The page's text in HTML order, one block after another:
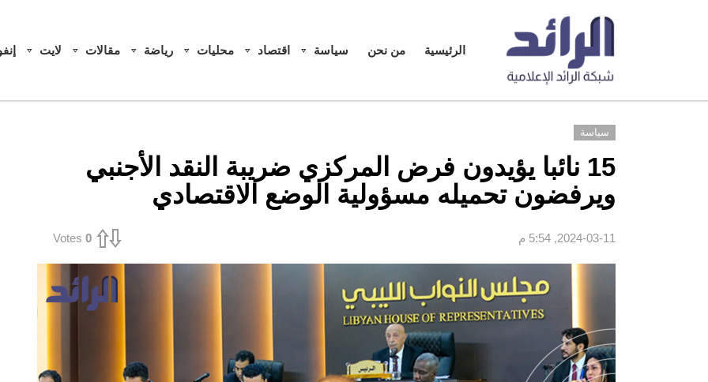
الرئيسية من نحن سياسة اقتصاد محليات رياضة مقالات لايت
سياسة
15 نائبا يؤيدون فرض المركزي ضريبة النقد الأجنبي
ويرفضون تحميله مسؤولية الوضع الاقتصادي
2024-03-11, 5:54 م 0
Votes